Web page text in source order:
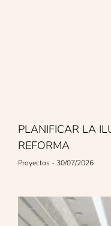
PLANIFICAR LA
REFORMA
Proyectos 30/07/2026